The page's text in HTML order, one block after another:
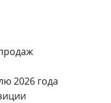
2026 года